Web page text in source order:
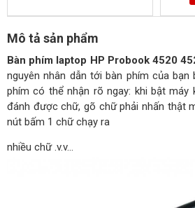
Mô tả sản phẩm
Bàn phím laptop HP Probook 4520
nguyên nhân dẫn tới bàn phím của
phím có thể nhận rõ ngay: khi bật máy
đánh được chữ, gõ chữ phải nhấn thật
nút bấm 1 chữ chạy ra
nhiều chữ .v.v…